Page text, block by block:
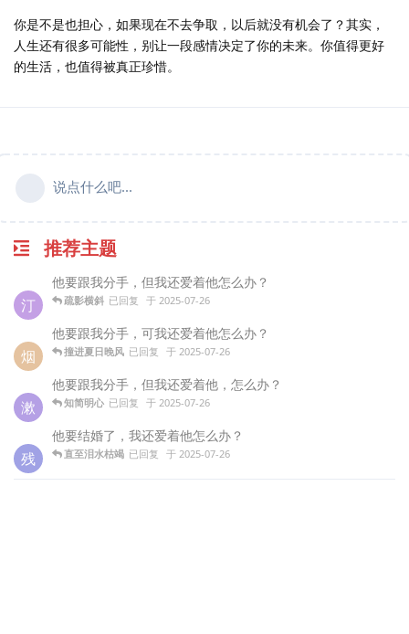
你是不是也担心，如果现在不去争取，以后就没有机会了？其实，
人生还有很多可能性，别让一段感情决定了你的未来。你值得更好
的生活，也值得被真正珍惜。
说点什么吧...
推荐主题
汀
他要跟我分手，但我还爱着他怎么办？
疏影横斜 已回复 于 2025-07-26
烟
他要跟我分手，可我还爱着他怎么办？
撞进夏日晚风 已回复 于 2025-07-26
漱
他要跟我分手，但我还爱着他，怎么办？
知简明心 已回复 于 2025-07-26
残
他要结婚了，我还爱着他怎么办？
直至泪水枯竭 已回复 于 2025-07-26